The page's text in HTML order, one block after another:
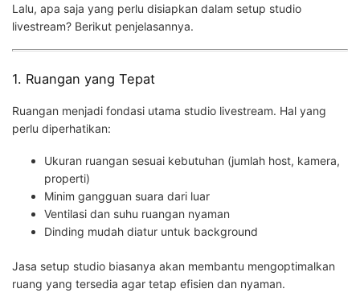
Lalu, apa saja yang perlu disiapkan dalam setup studio
livestream? Berikut penjelasannya.
1. Ruangan yang Tepat
Ruangan menjadi fondasi utama studio livestream. Hal yang
perlu diperhatikan:
Ukuran ruangan sesuai kebutuhan (jumlah host, kamera,
properti)
Minim gangguan suara dari luar
Ventilasi dan suhu ruangan nyaman
Dinding mudah diatur untuk background
Jasa setup studio biasanya akan membantu mengoptimalkan
ruang yang tersedia agar tetap efisien dan nyaman.